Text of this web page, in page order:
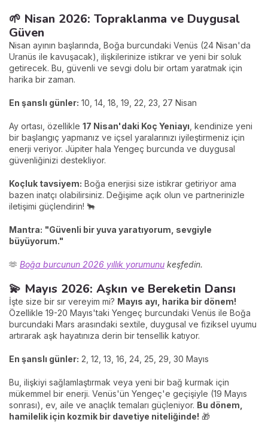
🌱 Nisan 2026: Topraklanma ve Duygusal
Güven
Nisan ayının başlarında, Boğa burcundaki Venüs (24 Nisan'da
Uranüs ile kavuşacak), ilişkilerinize istikrar ve yeni bir soluk
getirecek. Bu, güvenli ve sevgi dolu bir ortam yaratmak için
harika bir zaman.
En şanslı günler: 10, 14, 18, 19, 22, 23, 27 Nisan
Ay ortası, özellikle 17 Nisan'daki Koç Yeniayı , kendinize yeni
bir başlangıç yapmanız ve içsel yaralarınızı iyileştirmeniz için
enerji veriyor. Jüpiter hala Yengeç burcunda ve duygusal
güvenliğinizi destekliyor.
Koçluk tavsiyem: Boğa enerjisi size istikrar getiriyor ama
bazen inatçı olabilirsiniz. Değişime açık olun ve partnerinizle
iletişimi güçlendirin! 🐂
Mantra: "Güvenli bir yuva yaratıyorum, sevgiyle
büyüyorum."
🫶 Boğa burcunun 2026 yıllık yorumunu keşfedin.
💫 Mayıs 2026: Aşkın ve Bereketin Dansı
İşte size bir sır vereyim mi? Mayıs ayı, harika bir dönem!
Özellikle 19-20 Mayıs'taki Yengeç burcundaki Venüs ile Boğa
burcundaki Mars arasındaki sextile, duygusal ve fiziksel uyumu
artırarak aşk hayatınıza derin bir tensellik katıyor.
En şanslı günler: 2, 12, 13, 16, 24, 25, 29, 30 Mayıs
Bu, ilişkiyi sağlamlaştırmak veya yeni bir bağ kurmak için
mükemmel bir enerji. Venüs'ün Yengeç'e geçişiyle (19 Mayıs
sonrası), ev, aile ve anaçlık temaları güçleniyor. Bu dönem,
hamilelik için kozmik bir davetiye niteliğinde! 🎁